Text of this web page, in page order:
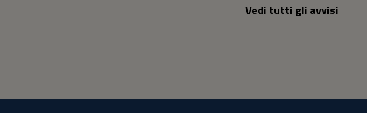
Vedi tutti gli avvisi